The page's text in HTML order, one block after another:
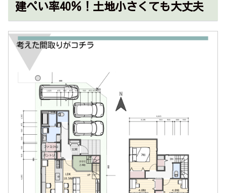
建ぺい率40％！土地小さくても大丈夫